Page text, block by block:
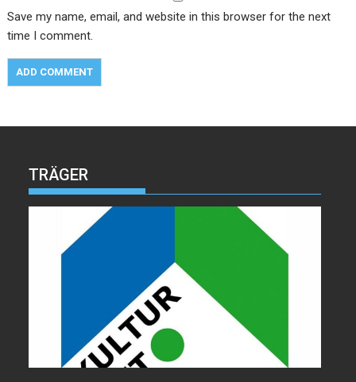
Save my name, email, and website in this browser for the next
time I comment.
TRÄGER